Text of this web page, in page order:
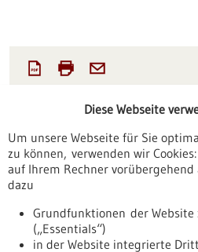
21.05.2026
Quelle:SPRIN-D
Kontakt
Weitere Informationen
Diese Webseite
Um unsere Webseite für Sie
zu können, verwenden wir
auf Ihrem Rechner
dazu
Grundfunktionen der Website
(„Essentials“)
in der Website integrierte